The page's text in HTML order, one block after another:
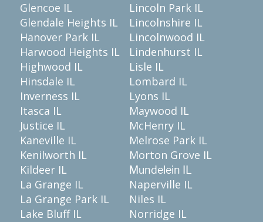
Glencoe IL
Glendale Heights IL
Hanover Park IL
Harwood Heights IL
Highwood IL
Hinsdale IL
Inverness IL
Itasca IL
Justice IL
Kaneville IL
Kenilworth IL
Kildeer IL
La Grange IL
La Grange Park IL
Lake Bluff IL
Lincoln Park IL
Lincolnshire IL
Lincolnwood IL
Lindenhurst IL
Lisle IL
Lombard IL
Lyons IL
Maywood IL
McHenry IL
Melrose Park IL
Morton Grove IL
Mundelein IL
Naperville IL
Niles IL
Norridge IL